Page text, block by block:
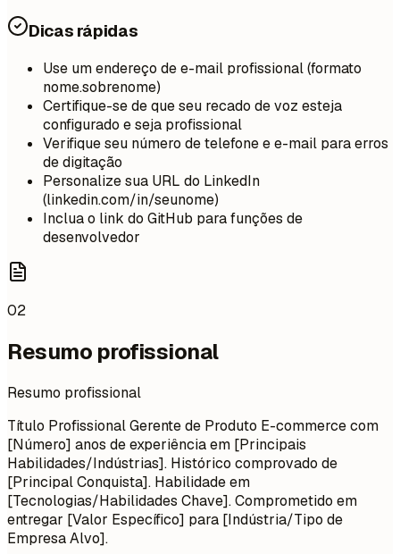
Dicas rápidas
Use um endereço de e-mail profissional (formato
nome.sobrenome)
Certifique-se de que seu recado de voz esteja
configurado e seja profissional
Verifique seu número de telefone e e-mail para erros
de digitação
Personalize sua URL do LinkedIn
(linkedin.com/in/seunome)
Inclua o link do GitHub para funções de
desenvolvedor
02
Resumo profissional
Resumo profissional
Título Profissional Gerente de Produto E-commerce com
[Número] anos de experiência em [Principais
Habilidades/Indústrias]. Histórico comprovado de
[Principal Conquista]. Habilidade em
[Tecnologias/Habilidades Chave]. Comprometido em
entregar [Valor Específico] para [Indústria/Tipo de
Empresa Alvo].